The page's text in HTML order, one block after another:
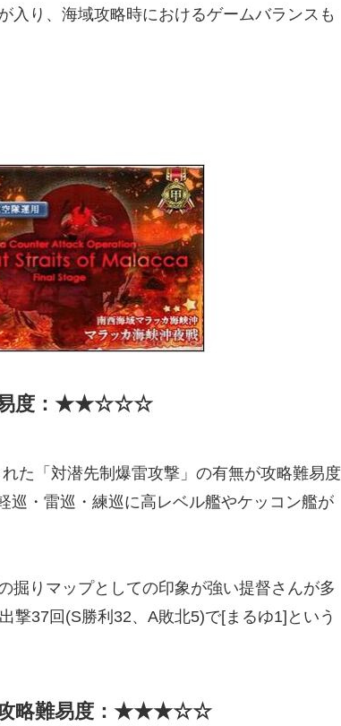
入り、海域攻略時におけるゲームバランスも
易度：★★☆☆☆
た「対潜先制爆雷攻撃」の有無が攻略難易度
巡・雷巡・練巡に高レベル艦やケッコン艦が
掘りマップとしての印象が強い提督さんが多
撃37回(S勝利32、A敗北5)で[まるゆ1]という
攻略難易度：★★★☆☆